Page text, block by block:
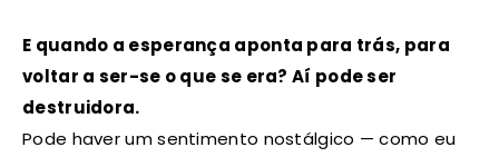
E quando a esperança aponta para trás, para
voltar a ser-se o que se era? Aí pode ser
destruidora.
Pode haver um sentimento nostálgico — como eu